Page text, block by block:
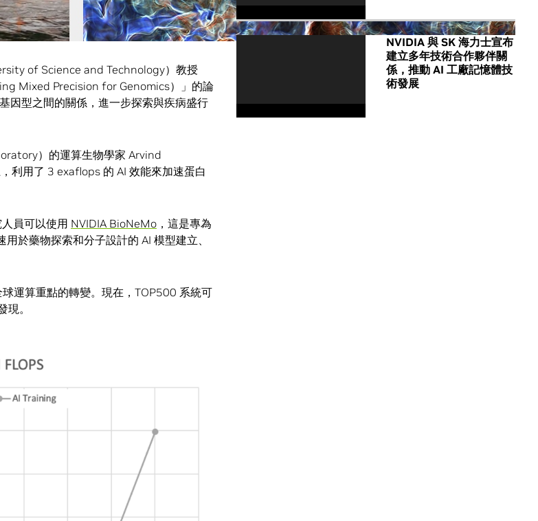
兩個 Gordon Bell 入圍計畫揭示如何使用
of Science and Technology）教授
Mixed Precision for Genomics）」的論
因型之間的關係，進一步探索與疾病盛行
）的運算生物學家 Arvind
利用了 3 exaflops 的 AI 效能來加速蛋白
員可以使用 NVIDIA BioNeMo ，這是專為
用於藥物探索和分子設計的 AI 模型建立、
運算重點的轉變。現在，TOP500 系統可
。
NVIDIA 與 SK 海力士宣布
建立多年技術合作夥伴關
係，推動 AI 工廠記憶體技
術發展